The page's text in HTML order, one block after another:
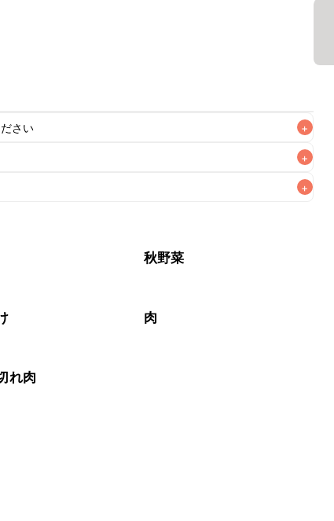
さい +
+
+
くお早めにお召し上がりください。
秋野菜
肉
れ肉